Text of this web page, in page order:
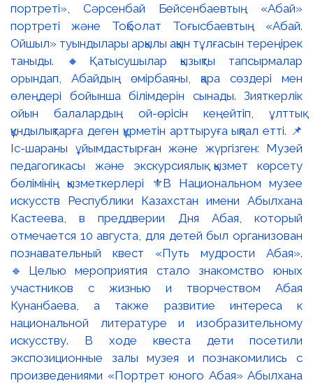
портреті», Сәрсенбай Бейсенбаевтың «Абай»
портреті және Тоқболат Тоғысбаевтың «Абай.
Ойшыл» туындылары арқылы ақын тұлғасын тереңірек
таныды. 🔸Қатысушылар қызықты тапсырмалар
орындап, Абайдың өмірбаяны, қара сөздері мен
өлеңдері бойынша білімдерін сынады. Зияткерлік
ойын балалардың ой-өрісін кеңейтіп, ұлттық
құндылықтарға деген құрметін арттыруға ықпал етті. 📌
Іс-шараны ұйымдастырған және жүргізген: Музей
педагогикасы және экскурсиялық қызмет көрсету
бөлімінің қызметкерлері ⚜️В Национальном музее
искусств Республики Казахстан имени Абылхана
Кастеева, в преддверии Дня Абая, который
отмечается 10 августа, для детей был организован
познавательный квест «Путь мудрости Абая».
🔹Целью мероприятия стало знакомство юных
участников с жизнью и творчеством Абая
Кунанбаева, а также развитие интереса к
национальной литературе и изобразительному
искусству. В ходе квеста дети посетили
экспозиционные залы музея и познакомились с
произведениями «Портрет юного Абая» Абылхана